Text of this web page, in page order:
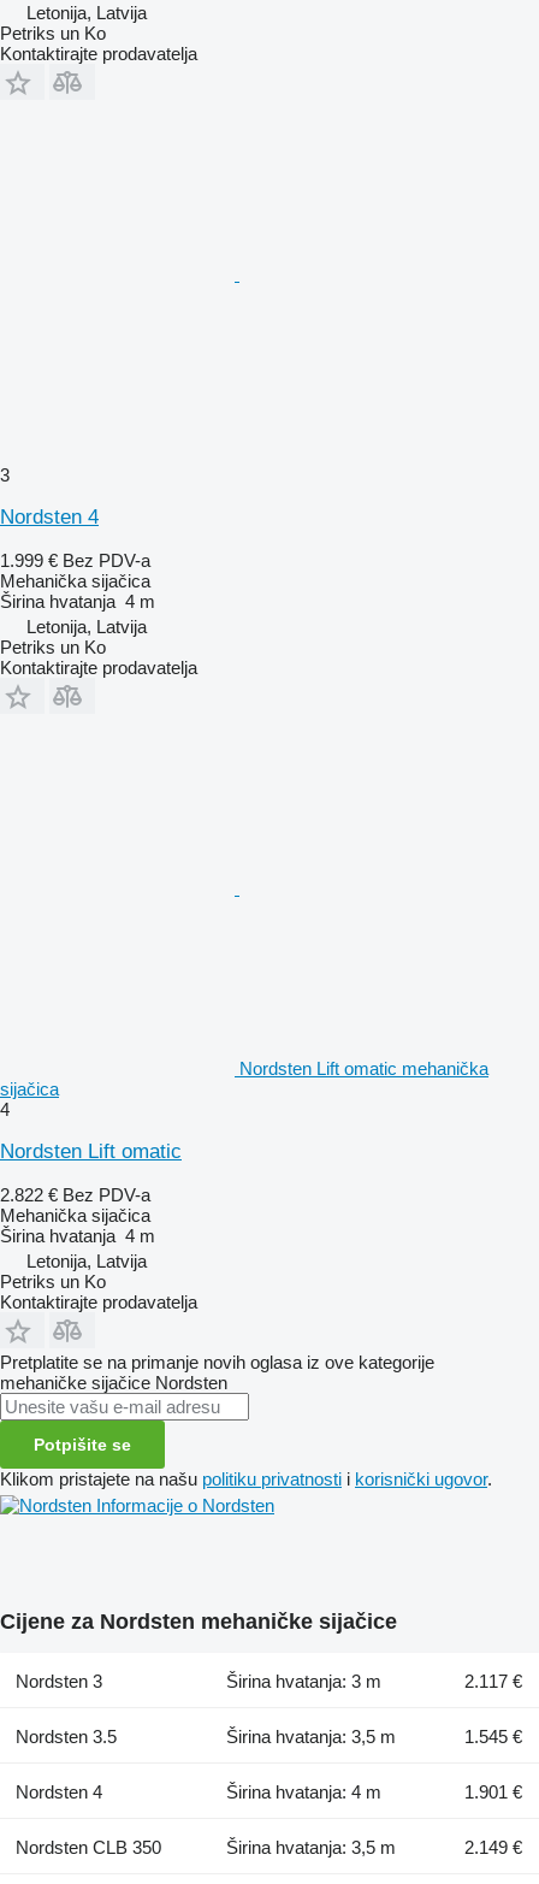
Letonija, Latvija
Petriks un Ko
Kontaktirajte prodavatelja
3
Nordsten 4
1.999 € Bez PDV-a
Mehanička sijačica
Širina hvatanja 4 m
Letonija, Latvija
Petriks un Ko
Kontaktirajte prodavatelja
Nordsten Lift omatic mehanička
sijačica
4
Nordsten Lift omatic
2.822 € Bez PDV-a
Mehanička sijačica
Širina hvatanja 4 m
Letonija, Latvija
Petriks un Ko
Kontaktirajte prodavatelja
Pretplatite se na primanje novih oglasa iz ove kategorije
mehaničke sijačice Nordsten
Potpišite se
Klikom pristajete na našu politiku privatnosti i korisnički ugovor.
Informacije o Nordsten
Cijene za Nordsten mehaničke sijačice
Nordsten 3 Širina hvatanja: 3 m 2.117 €
Nordsten 3.5 Širina hvatanja: 3,5 m 1.545 €
Nordsten 4 Širina hvatanja: 4 m 1.901 €
Nordsten CLB 350 Širina hvatanja: 3,5 m 2.149 €